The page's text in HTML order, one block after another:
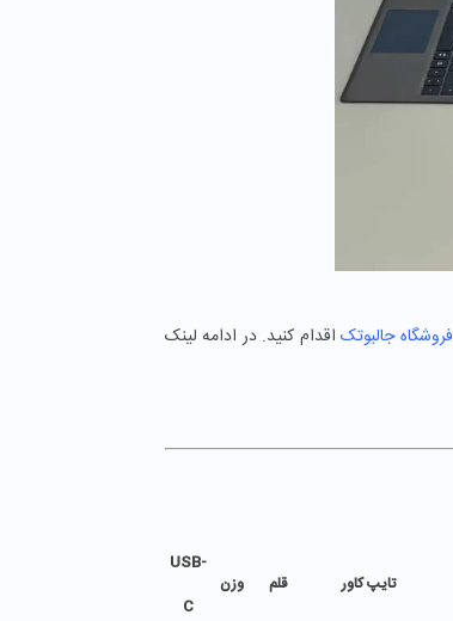
فروشگاه جالبوتکاقدام کنید. در ادامه لینک
تایپ کاور قلم وزن
USB-
C